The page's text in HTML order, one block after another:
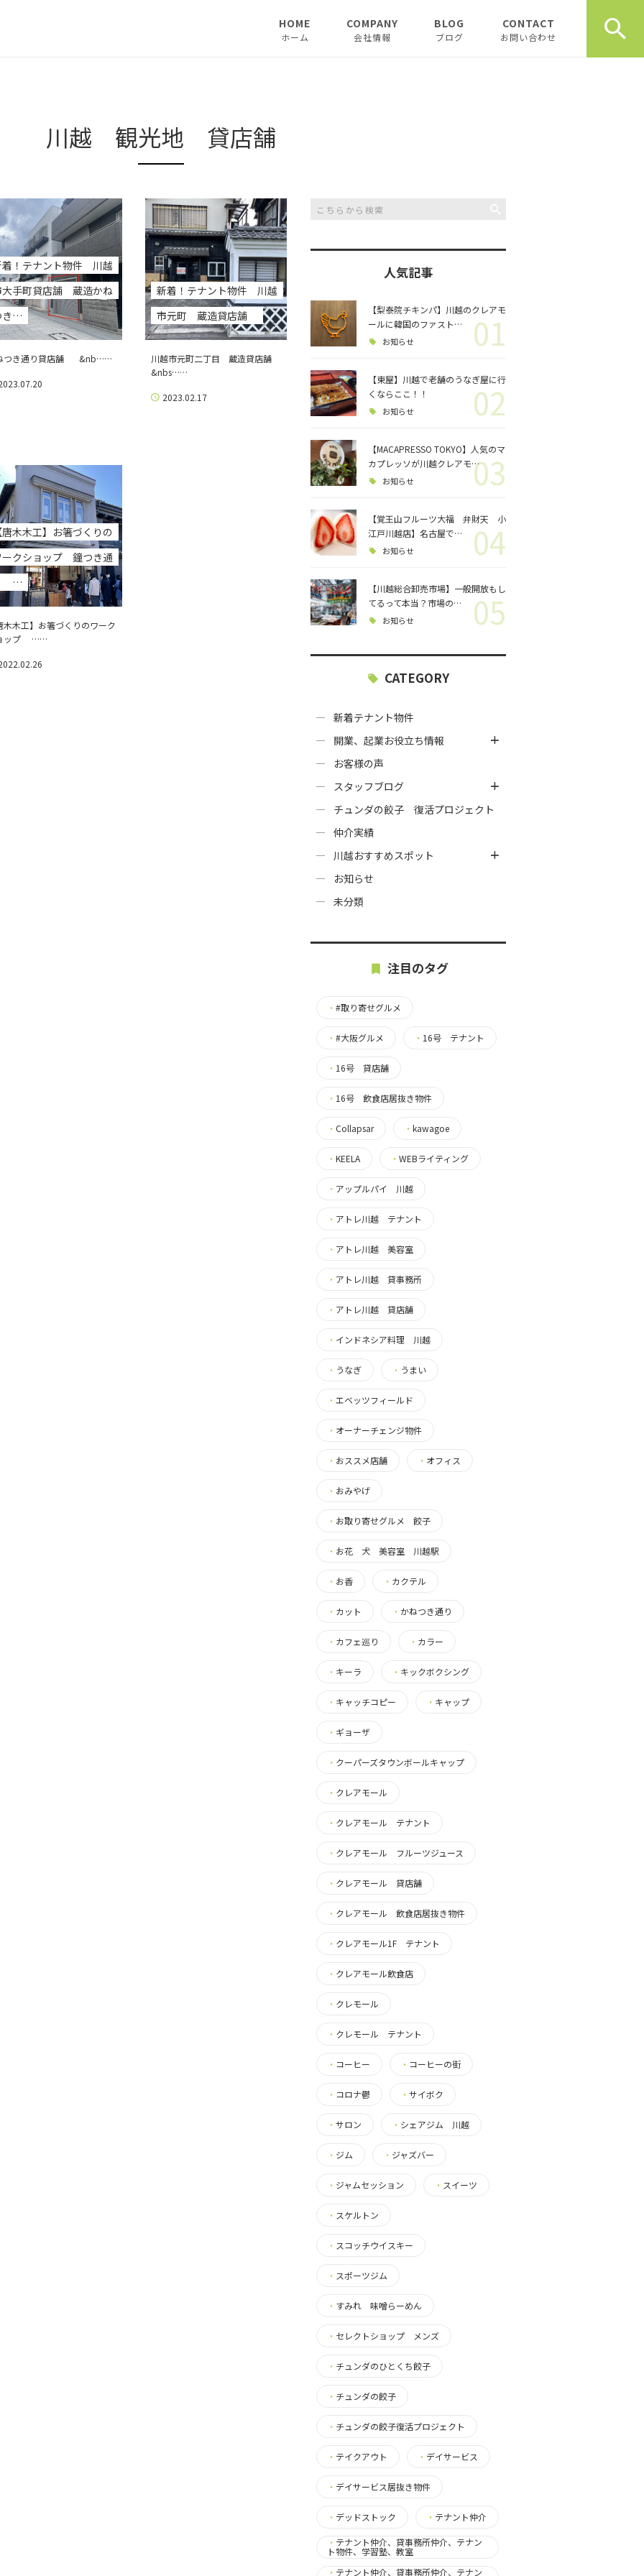
HOME
ホーム
COMPANY
会社情報
BLOG
ブログ
チュンダの餃子 復活プ
ロジェクト
CONTACT
お問い合わせ
川越 観光地 貸店舗
着！テナント物件 川越
大手町貸店舗 蔵造かね
き…
つき通り貸店舗 &nb……
新着！テナント物件 川越
市元町 蔵造貸店舗
川越市元町二丁目 蔵造貸店舗
&nbs……
2023.02.17
唐木木工】お箸づくりの
ークショップ 鐘つき通
…
木木工】お箸づくりのワーク
ップ ……
人気記事
【梨泰院チキンパ】川越のクレアモ
ールに韓国のファスト…
お知らせ 01
【東屋】川越で老舗のうなぎ屋に行
くならここ！！
お知らせ 02
【MACAPRESSO TOKYO】人気のマ
カプレッソが川越クレアモ…
お知らせ 03
【覚王山フルーツ大福 弁財天 小
江戸川越店】名古屋で…
お知らせ 04
【川越総合卸売市場】一般開放もし
てるって本当？市場の…
お知らせ 05
CATEGORY
新着テナント物件
開業、起業お役立ち情報
お客様の声
スタッフブログ
チュンダの餃子 復活プロジェクト
仲介実績
川越おすすめスポット
お知らせ
未分類
注目のタグ
・ #取り寄せグルメ
・ #大阪グルメ ・ 16号 テナント
・ 16号 貸店舗
・ 16号 飲食店居抜き物件
・ Collapsar ・ kawagoe
・ KEELA ・ WEBライティング
・ アップルパイ 川越
・ アトレ川越 テナント
・ アトレ川越 美容室
・ アトレ川越 貸事務所
・ アトレ川越 貸店舗
・ インドネシア料理 川越
・ うなぎ ・ うまい
・ エベッツフィールド
・ オーナーチェンジ物件
・ おススメ店舗 ・ オフィス
・ おみやげ
・ お取り寄せグルメ 餃子
・ お花 犬 美容室 川越駅
・ お香 ・ カクテル
・ カット ・ かねつき通り
・ カフェ巡り ・ カラー
・ キーラ ・ キックボクシング
・ キャッチコピー ・ キャップ
・ ギョーザ
・ クーパーズタウンボールキャップ
・ クレアモール
・ クレアモール テナント
・ クレアモール フルーツジュース
・ クレアモール 貸店舗
・ クレアモール 飲食店居抜き物件
・ クレアモール1F テナント
・ クレアモール飲食店
・ クレモール
・ クレモール テナント
・ コーヒー ・ コーヒーの街
・ コロナ鬱 ・ サイボク
・ サロン ・ シェアジム 川越
・ ジム ・ ジャズバー
・ ジャムセッション ・ スイーツ
・ スケルトン
・ スコッチウイスキー
・ スポーツジム
・ すみれ 味噌らーめん
・ セレクトショップ メンズ
・ チュンダのひとくち餃子
・ チュンダの餃子
・ チュンダの餃子復活プロジェクト
・ テイクアウト ・ デイサービス
・ デイサービス居抜き物件
・ デッドストック ・ テナント仲介
・ テナント仲介、貸事務所仲介、テナン
ト物件、学習塾、教室
・ テナント仲介、貸事務所仲介、テナン